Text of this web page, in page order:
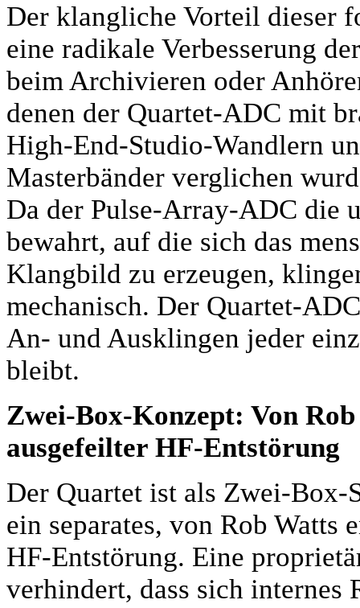
Der klangliche Vorteil dieser
eine radikale Verbesserung
beim Archivieren oder
denen der Quartet-ADC mit
High-End-Studio-Wandlern
Masterbänder verglichen
Da der Pulse-Array-ADC die
bewahrt, auf die sich das
Klangbild zu erzeugen,
mechanisch. Der Quartet-
An- und Ausklingen jeder
bleibt.
Zwei-Box-Konzept: Von
ausgefeilter HF-Entstörung
Der Quartet ist als Zwei-
ein separates, von Rob
HF-Entstörung. Eine
verhindert, dass sich internes